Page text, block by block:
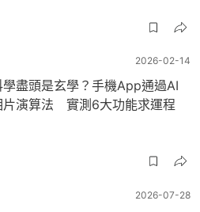
2026-02-14
學盡頭是玄學？手機App通過AI
片演算法 實測6大功能求運程
2026-07-28